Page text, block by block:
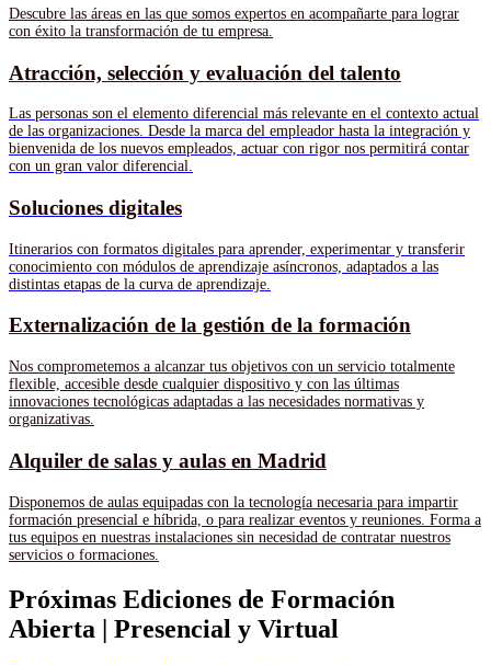
Descubre las áreas en las que somos expertos en acompañarte para lograr
con éxito la transformación de tu empresa.
Atracción, selección y evaluación del talento
Las personas son el elemento diferencial más relevante en el contexto actual
de las organizaciones. Desde la marca del empleador hasta la integración y
bienvenida de los nuevos empleados, actuar con rigor nos permitirá contar
con un gran valor diferencial.
Soluciones digitales
Itinerarios con formatos digitales para aprender, experimentar y transferir
conocimiento con módulos de aprendizaje asíncronos, adaptados a las
distintas etapas de la curva de aprendizaje.
Externalización de la gestión de la formación
Nos comprometemos a alcanzar tus objetivos con un servicio totalmente
flexible, accesible desde cualquier dispositivo y con las últimas
innovaciones tecnológicas adaptadas a las necesidades normativas y
organizativas.
Alquiler de salas y aulas en Madrid
Disponemos de aulas equipadas con la tecnología necesaria para impartir
formación presencial e híbrida, o para realizar eventos y reuniones. Forma a
tus equipos en nuestras instalaciones sin necesidad de contratar nuestros
servicios o formaciones.
Próximas Ediciones de Formación
Abierta | Presencial y Virtual